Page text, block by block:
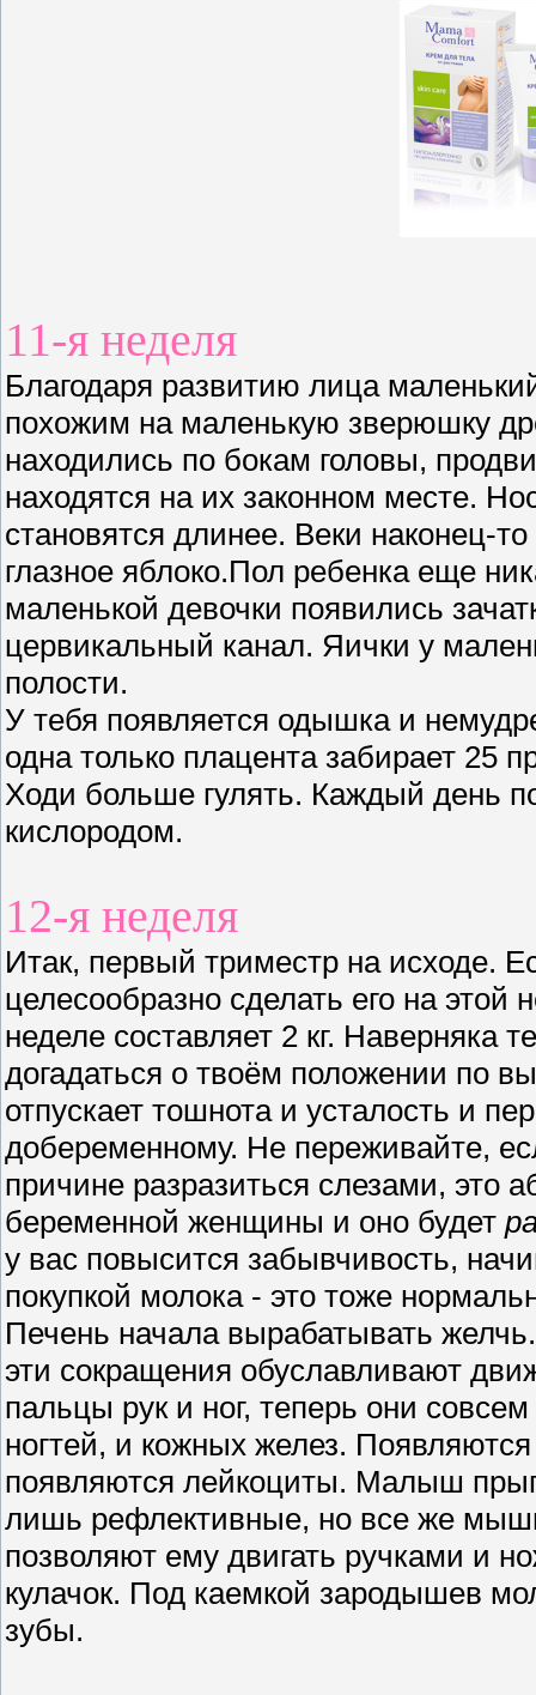
11-я неделя
Благодаря развитию лица
похожим на маленькую зверюшку
находились по бокам головы,
находятся на их законном месте.
становятся длинее. Веки наконец-
глазное яблоко.Пол ребенка еще
маленькой девочки появились
цервикальный канал. Яички у
полости.
У тебя появляется одышка и
одна только плацента забирает 25
Ходи больше гулять. Каждый день
кислородом.
12-я неделя
Итак, первый триместр на исходе.
целесообразно сделать его на
неделе составляет 2 кг. Наверняка
догадаться о твоём положении по
отпускает тошнота и усталость и
добеременному. Не переживайте,
причине разразиться слезами, это
беременной женщины и оно будет
у вас повысится забывчивость,
покупкой молока - это тоже
Печень начала вырабатывать
эти сокращения обуславливают
пальцы рук и ног, теперь они
ногтей, и кожных желез.
появляются лейкоциты. Малыш
лишь рефлективные, но все же
позволяют ему двигать ручками и
кулачок. Под каемкой зародышев
зубы.